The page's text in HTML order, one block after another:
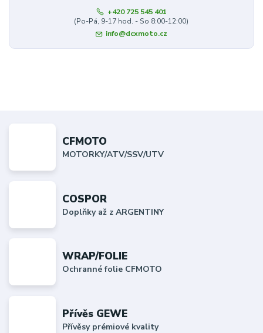
+420 725 545 401
(Po-Pá, 9-17 hod. - So 8:00-12:00)
info@dcxmoto.cz
CFMOTO
MOTORKY/ATV/SSV/UTV
COSPOR
Doplňky až z ARGENTINY
WRAP/FOLIE
Ochranné folie CFMOTO
Přívěs GEWE
Přívěsy prémiové kvality